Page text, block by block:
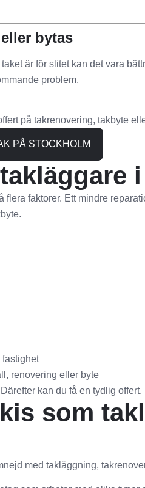
bytas
är för slitet kan det vara
problem.
på takrenovering, takbyte
PÅ STOCKHOLM
flera faktorer. Ett mindre
renovering eller byte
kan du få en tydlig offert.
som
med takläggning,